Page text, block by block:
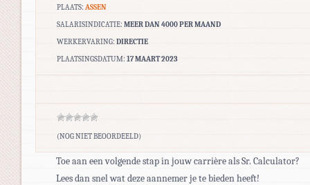
PLAATS: ASSEN
SALARISINDICATIE: MEER DAN 4000 PER MAAND
WERKERVARING: DIRECTIE
PLAATSINGSDATUM: 17 MAART 2023
(NOG NIET BEOORDEELD)
Toe aan een volgende stap in jouw carrière als Sr. Calculator?
Lees dan snel wat deze aannemer je te bieden heeft!